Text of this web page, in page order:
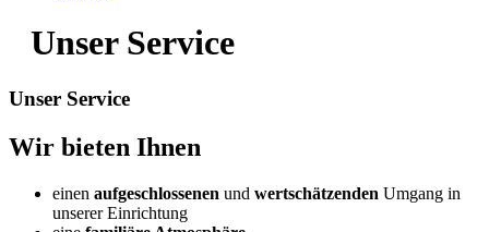
Unser Service
Unser Service
Wir bieten Ihnen
einen aufgeschlossenen und wertschätzenden Umgang in
unserer Einrichtung